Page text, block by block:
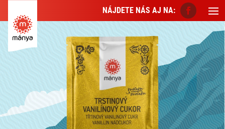
NÁJDETE NÁS AJ NA: